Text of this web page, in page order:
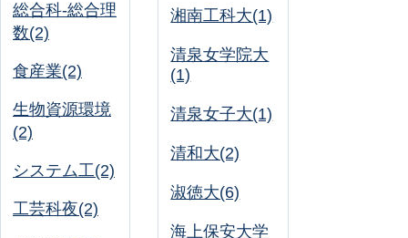
総合科-総合理
数(2)
食産業(2)
生物資源環境
(2)
システム工(2)
工芸科夜(2)
湘南工科大(1)
清泉女学院大
(1)
清泉女子大(1)
清和大(2)
淑徳大(6)
海上保安大学